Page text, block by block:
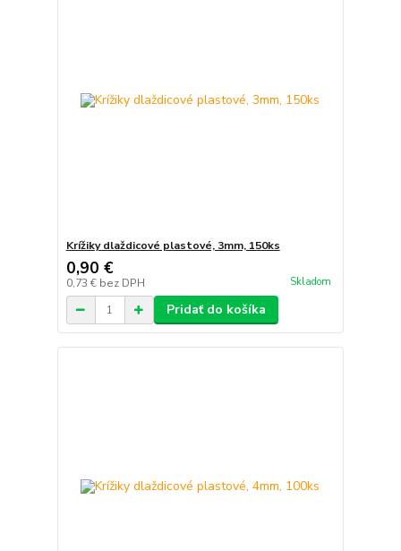
Krížiky dlaždicové plastové, 3mm, 150ks
0,90 €
0,73 € bez DPH Skladom
Pridať do košíka